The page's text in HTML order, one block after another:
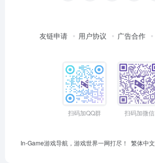
友链申请 用户协议 广告合作
扫码加QQ群 扫码加微信
In-Game游戏导航，游戏世界一网打尽！ 繁体中文